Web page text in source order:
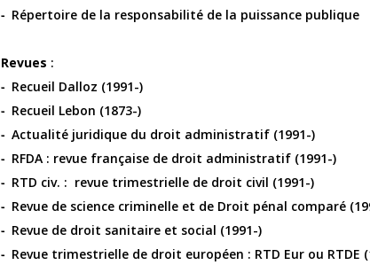
Répertoire de la responsabilité de la puissance publique
Revues :
Recueil Dalloz (1991-)
Recueil Lebon (1873-)
Actualité juridique du droit administratif (1991-)
RFDA : revue française de droit administratif (1991-)
RTD civ. : revue trimestrielle de droit civil (1991-)
Revue de science criminelle et de Droit pénal comparé
Revue de droit sanitaire et social (1991-)
Revue trimestrielle de droit européen : RTD Eur ou RTDE